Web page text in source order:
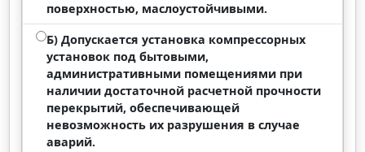
поверхностью, маслоустойчивыми.
Б) Допускается установка компрессорных
установок под бытовыми,
административными помещениями при
наличии достаточной расчетной прочности
перекрытий, обеспечивающей
невозможность их разрушения в случае
аварий.